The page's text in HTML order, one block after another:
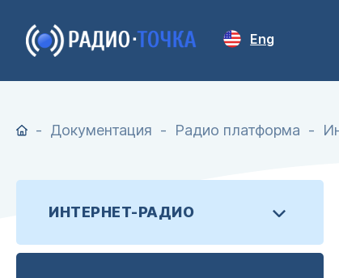
Eng
Документация Радио платформа
ИНТЕРНЕТ-РАДИО